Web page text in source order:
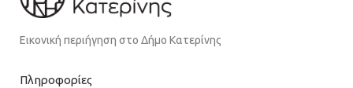
Εικονική περιήγηση στο Δήμο Κατερίνης
Πληροφορίες